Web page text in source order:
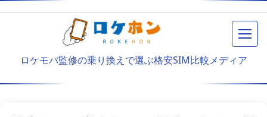
メニ
ロケモバ監修の乗り換えで選ぶ格安SIM比較メディア